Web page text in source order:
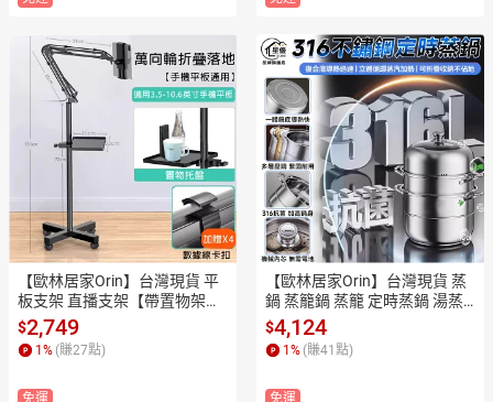
【歐林居家Orin】台灣現貨 平
板支架 直播支架【帶置物架收
納⛅️帶滑輪隨意移動】落地支
架 懶人支架 手機支架 拍照支架
追劇支架（多角度旋轉）
$2,749
1% (賺27點)
免運
【歐林居家Orin】台灣現貨 蒸
鍋 蒸籠鍋 蒸籠 定時蒸鍋 湯蒸
鍋 湯鍋(自動計時器-316不鏽鋼
防燙加厚 四層40cm)
$4,124
1% (賺41點)
免運